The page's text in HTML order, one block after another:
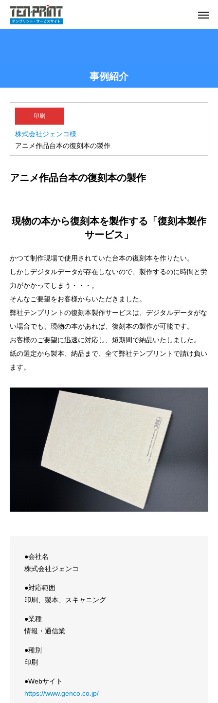
事例紹介
印刷
株式会社ジェンコ様
アニメ作品台本の復刻本の製作
アニメ作品台本の復刻本の製作
現物の本から復刻本を製作する「復刻本製作
サービス」
かつて制作現場で使用されていた台本の復刻本を作りたい。
しかしデジタルデータが存在しないので、製作するのに時間と労
力がかかってしまう・・・。
そんなご要望をお客様からいただきました。
弊社テンプリントの復刻本製作サービスは、デジタルデータがな
い場合でも、現物の本があれば、復刻本の製作が可能です。
お客様のご要望に迅速に対応し、短期間で納品いたしました。
紙の選定から製本、納品まで、全て弊社テンプリントで請け負い
ます。
●会社名
株式会社ジェンコ
●対応範囲
印刷、製本、スキャニング
●業種
情報・通信業
●種別
印刷
●Webサイト
https://www.genco.co.jp/